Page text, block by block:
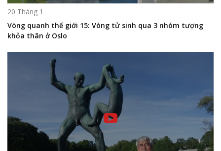
20 Tháng 1
Vòng quanh thế giới 15: Vòng tử sinh qua 3 nhóm tượng
khỏa thân ở Oslo